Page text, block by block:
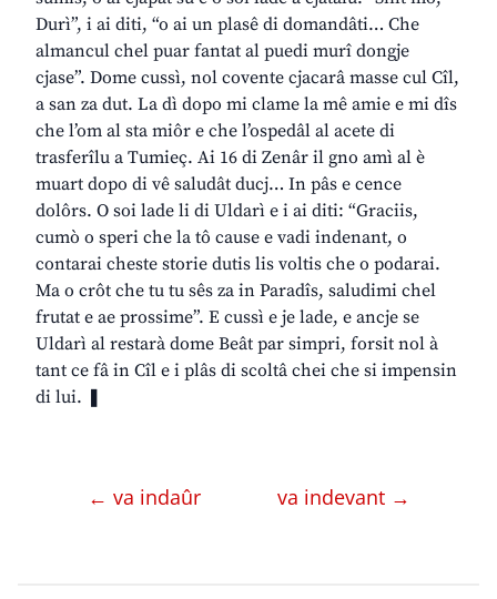
Durì”, i ai diti, “o ai un plasê di domandâti… Che
almancul chel puar fantat al puedi murî dongje
cjase”. Dome cussì, nol covente cjacarâ masse cul Cîl,
a san za dut. La dì dopo mi clame la mê amie e mi dîs
che l’om al sta miôr e che l’ospedâl al acete di
trasferîlu a Tumieç. Ai 16 di Zenâr il gno amì al è
muart dopo di vê saludât ducj… In pâs e cence
dolôrs. O soi lade li di Uldarì e i ai diti: “Graciis,
cumò o speri che la tô cause e vadi indenant, o
contarai cheste storie dutis lis voltis che o podarai.
Ma o crôt che tu tu sês za in Paradîs, saludimi chel
frutat e ae prossime”. E cussì e je lade, e ancje se
Uldarì al restarà dome Beât par simpri, forsit nol à
tant ce fâ in Cîl e i plâs di scoltâ chei che si impensin
di lui. ❚
← va indaûr va indevant →